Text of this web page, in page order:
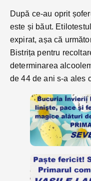
După ce-au oprit
este și băut.
expirat, așa că
Bistrița pentru
determinarea
de 44 de ani s-a ales